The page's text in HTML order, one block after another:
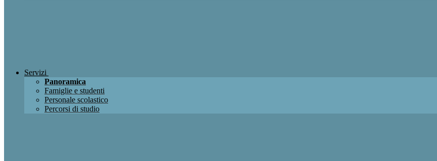
Servizi
Panoramica
Famiglie e studenti
Personale scolastico
Percorsi di studio